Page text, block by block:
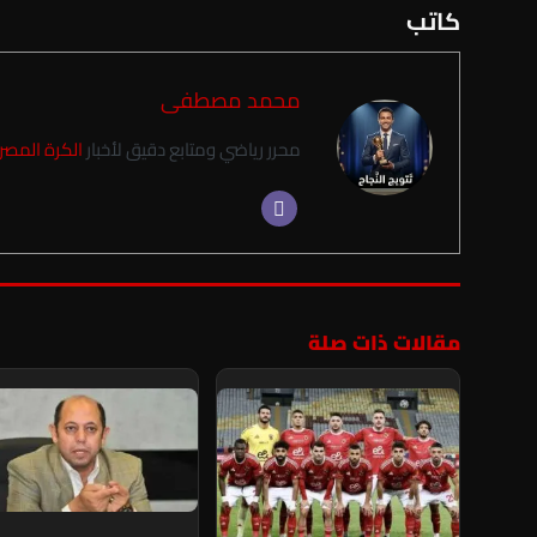
كاتب
محمد مصطفى
محرر رياضي ومتابع دقيق لأخبارالكرة
مقالات ذات صلة